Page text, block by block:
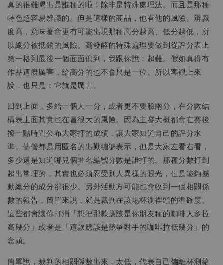
真的很難喝出是誰種的啦！除非是特殊處理法。而且是那種
特色超容易辨識的。但是這樣的商品，他有他的風險。辨識
度高，意味著會更有可能出現那種高分越高、低分越低，所
以總分被抵銷的風險。高發酵的特殊處理要做到從評分表上
第一格到最後一個面面俱到，我跟你說：超難。假如真得有
作品這麼厲害，給高分的也不會只是一位。所以客觀上來
說，也只是：它就是厲害。
回到上面，多給一個人一分，或者更不要臉兩分，在分數結
構表上面其實也在冒很大的風險。因為主審大概都會在賽後
撥一點時間公布大家打的成績，讓大家知道自己的評分水
準。儘管都是用匿名的出勤編號表示，但是大家左看右看，
多少還是知道哪兒個匿名編號分數是誰打的。那種分數打到
超出常理的，其實也必須忍受別人異樣的眼光，但是能夠撼
動總分的成分卻很少。另外活動方可能也會收到一個相關係
數的報告，簡單來說，就是裁判在該場杯測裡頭的準確度。
這些都會讓你打消「想把那款應該是你朋友種的咖啡人多拉
高幾分」或者是「這款應該是競爭對手的咖啡拉低幾分」的
念頭。
簡單說，裁判的相關係數出來，太低，代表自己偏離杯測給